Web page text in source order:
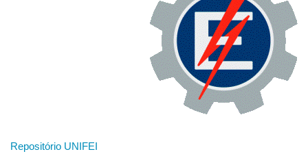
Repositório UNIFEI